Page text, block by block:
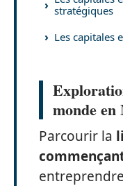
stratégiques
Les capitales
monde en
Parcourir la